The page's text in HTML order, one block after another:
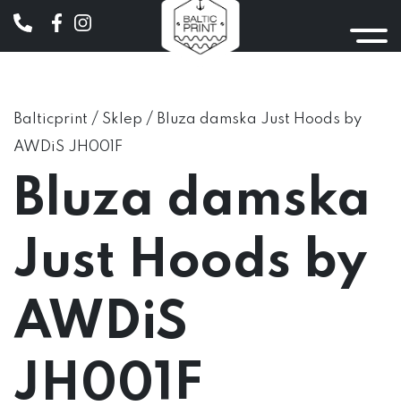
Balticprint / Sklep / Bluza damska Just Hoods by
AWDiS JH001F
Bluza damska
Just Hoods by
AWDiS
JH001F